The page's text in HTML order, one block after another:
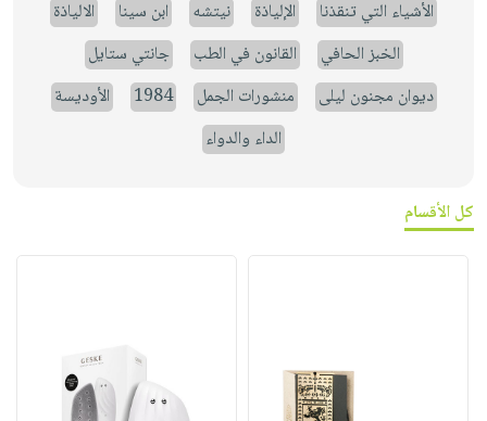
الأشياء التي تنقذنا الإلياذة نيتشه ابن سينا
الالياذة
الخبز الحافي
القانون في الطب
جانتي ستايل
ديوان مجنون ليلى
منشورات الجمل 1984
الأوديسة
الداء والدواء
كل الأقسام